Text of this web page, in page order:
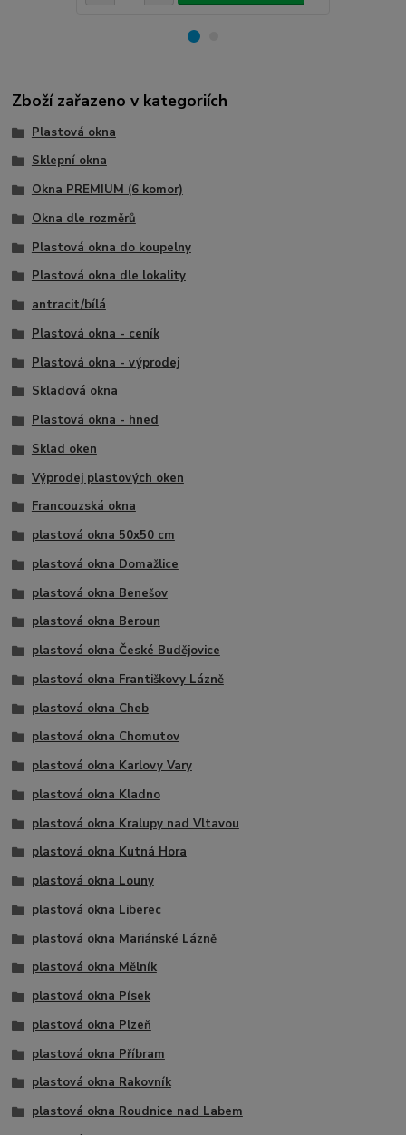
Zboží zařazeno v kategoriích
Plastová okna
Sklepní okna
Okna PREMIUM (6 komor)
Okna dle rozměrů
Plastová okna do koupelny
Plastová okna dle lokality
antracit/bílá
Plastová okna - ceník
Plastová okna - výprodej
Skladová okna
Plastová okna - hned
Sklad oken
Výprodej plastových oken
Francouzská okna
plastová okna 50x50 cm
plastová okna Domažlice
plastová okna Benešov
plastová okna Beroun
plastová okna České Budějovice
plastová okna Františkovy Lázně
plastová okna Cheb
plastová okna Chomutov
plastová okna Karlovy Vary
plastová okna Kladno
plastová okna Kralupy nad Vltavou
plastová okna Kutná Hora
plastová okna Louny
plastová okna Liberec
plastová okna Mariánské Lázně
plastová okna Mělník
plastová okna Písek
plastová okna Plzeň
plastová okna Příbram
plastová okna Rakovník
plastová okna Roudnice nad Labem